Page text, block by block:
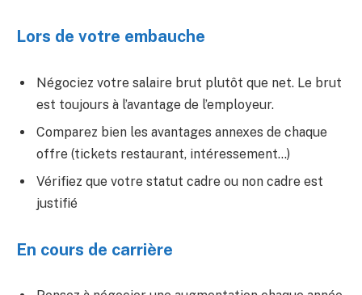
Lors de votre embauche
Négociez votre salaire brut plutôt que net. Le brut
est toujours à l’avantage de l’employeur.
Comparez bien les avantages annexes de chaque
offre (tickets restaurant, intéressement…)
Vérifiez que votre statut cadre ou non cadre est
justifié
En cours de carrière